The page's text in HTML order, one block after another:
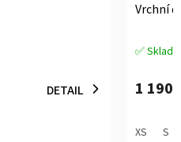
DETAIL
Vrchní
Průměrné
produktu
je
z
✅
1 190
XS S